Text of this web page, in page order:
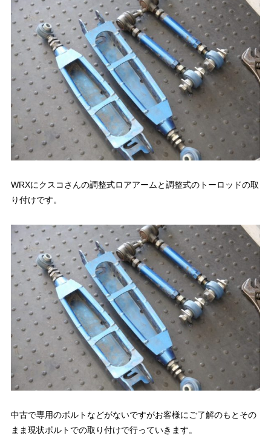
WRXにクスコさんの調整式ロアアームと調整式のトーロッドの取
り付けです。
中古で専用のボルトなどがないですがお客様にご了解のもとその
まま現状ボルトでの取り付けで行っていきます。